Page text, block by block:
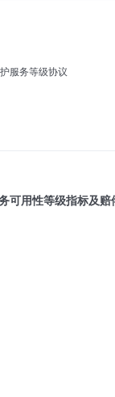
服务等级协议
用性等级指标及赔